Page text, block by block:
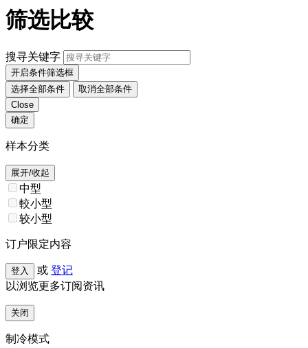
筛选比较
搜寻关键字
开启条件筛选框
选择全部条件
取消全部条件
Close
确定
样本分类
展开/收起
中型
較小型
较小型
订户限定内容
登入 或 登记
以浏览更多订阅资讯
关闭
制冷模式